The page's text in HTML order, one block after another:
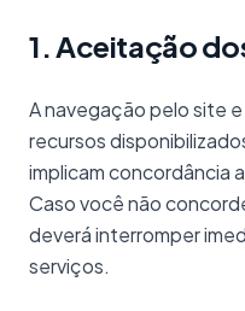
1. Aceitação
A navegação pelo site
recursos
implicam concordância
Caso você não
deverá interromper
serviços.